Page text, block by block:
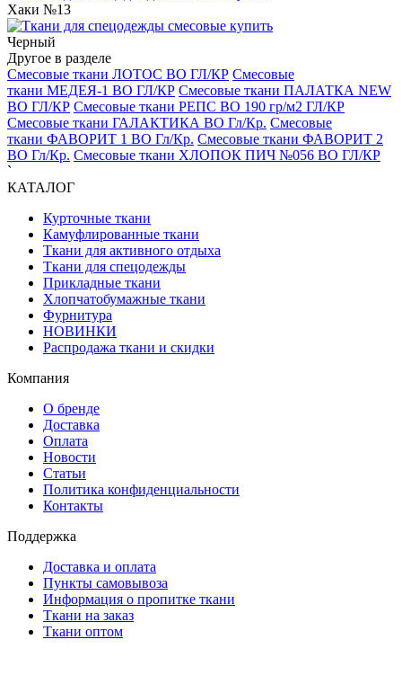
Хаки №13
Черный
Другое в разделе
Смесовые ткани ЛОТОС ВО ГЛ/КР Смесовые
ткани МЕДЕЯ-1 ВО ГЛ/КР Смесовые ткани ПАЛАТКА NEW
ВО ГЛ/КР Смесовые ткани РЕПС ВО 190 гр/м2 ГЛ/КР
Смесовые ткани ГАЛАКТИКА ВО Гл/Кр. Смесовые
ткани ФАВОРИТ 1 ВО Гл/Кр. Смесовые ткани ФАВОРИТ 2
ВО Гл/Кр. Смесовые ткани ХЛОПОК ПИЧ №056 ВО ГЛ/КР
`
КАТАЛОГ
Курточные ткани
Камуфлированные ткани
Ткани для активного отдыха
Ткани для спецодежды
Прикладные ткани
Хлопчатобумажные ткани
Фурнитура
НОВИНКИ
Распродажа ткани и скидки
Компания
О бренде
Доставка
Оплата
Новости
Статьи
Политика конфиденциальности
Контакты
Поддержка
Доставка и оплата
Пункты самовывоза
Информация о пропитке ткани
Ткани на заказ
Ткани оптом